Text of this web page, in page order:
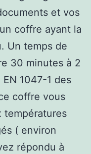
et vos
coffre ayant la
Un temps de
30 minutes à 2
1047-1 des
coffre vous
températures
( environ
répondu à